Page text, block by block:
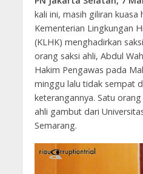
kali ini, masih giliran
Kementerian Lingkungan
(KLHK) menghadirkan
orang saksi ahli, Abdul
Hakim Pengawas pada
minggu lalu tidak sempat
keterangannya. Satu
ahli gambut dari
Semarang.